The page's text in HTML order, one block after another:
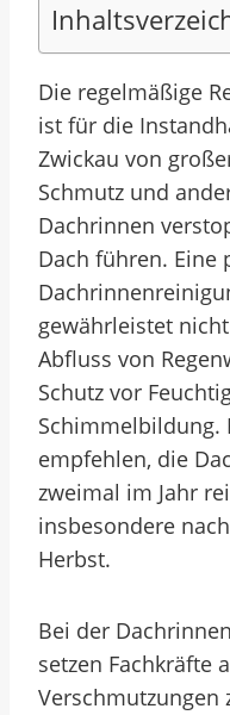
Die regelmäßige
ist für die
Zwickau von
Schmutz und
Dachrinnen
Dach führen. Eine
gewährleistet
Abfluss von
Schutz vor
Schimmelbildung.
empfehlen, die
zweimal im Jahr
insbesondere
Herbst.
Bei der
setzen Fachkräfte
Verschmutzungen